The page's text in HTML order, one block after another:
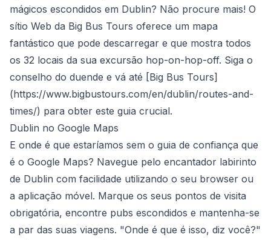
mágicos escondidos em Dublin? Não procure mais! O
sítio Web da Big Bus Tours oferece um mapa
fantástico que pode descarregar e que mostra todos
os 32 locais da sua excursão hop-on-hop-off. Siga o
conselho do duende e vá até [Big Bus Tours]
(https://www.bigbustours.com/en/dublin/routes-and-
times/) para obter este guia crucial.
Dublin no Google Maps
E onde é que estaríamos sem o guia de confiança que
é o Google Maps? Navegue pelo encantador labirinto
de Dublin com facilidade utilizando o seu browser ou
a aplicação móvel. Marque os seus pontos de visita
obrigatória, encontre pubs escondidos e mantenha-se
a par das suas viagens. "Onde é que é isso, diz você?"